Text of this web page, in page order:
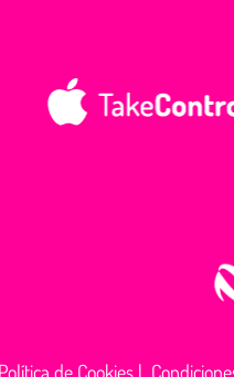
Política de Cookies|